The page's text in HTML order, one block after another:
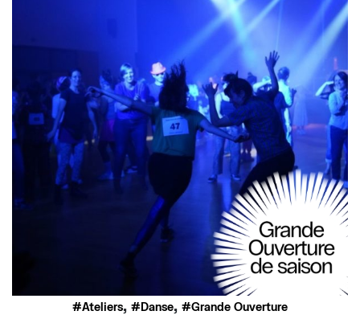
Ateliers, Danse, Grande Ouverture